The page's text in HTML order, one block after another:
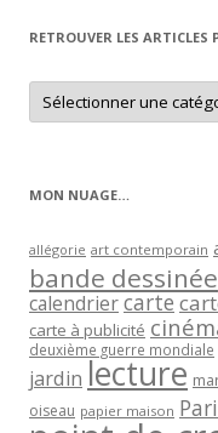
RETROUVER LES ARTICLES
Retrouver
les
articles
MON NUAGE…
allégorie art contemporain
bande dessinée
calendriercarte
carte à publicité
deuxième guerre mondiale
jardin lecture
oiseau papier maison